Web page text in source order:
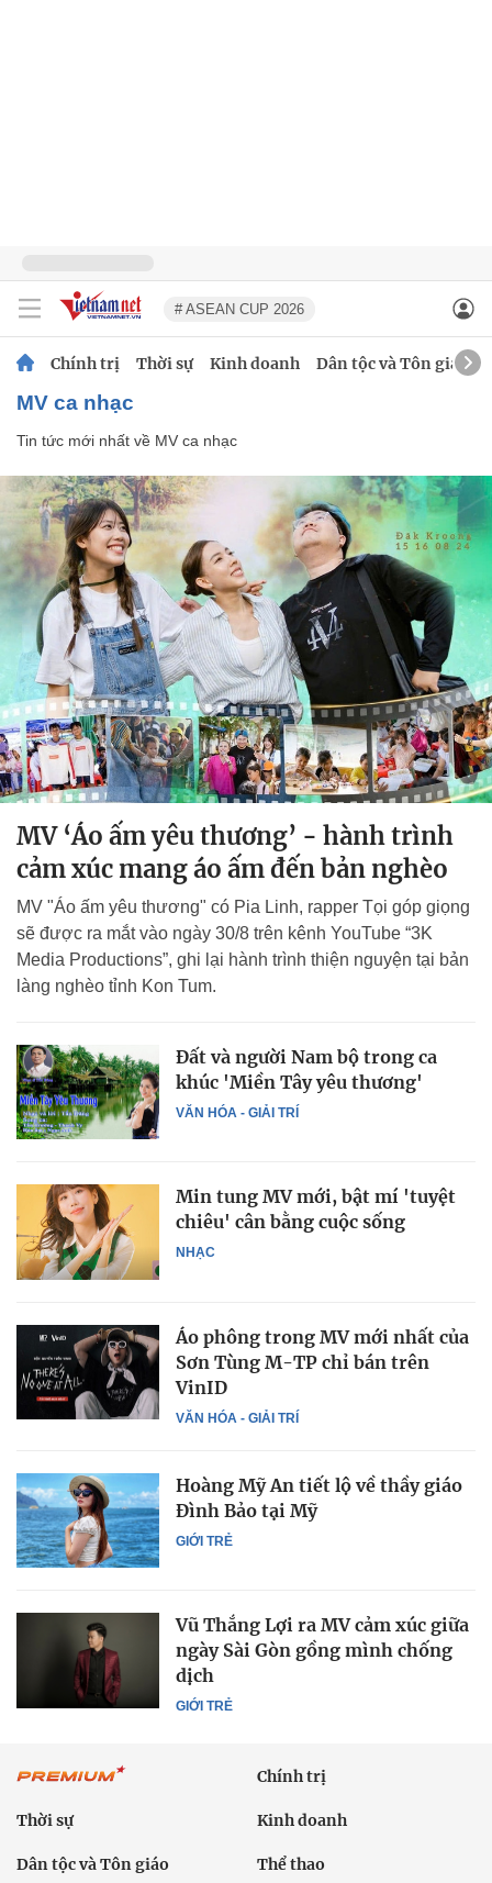
# ASEAN CUP 2026
Chính trị Thời sự Kinh doanh Dân tộc và Tôn giáo
MV ca nhạc
Tin tức mới nhất về MV ca nhạc
MV ‘Áo ấm yêu thương’ - hành trình
cảm xúc mang áo ấm đến bản nghèo
MV "Áo ấm yêu thương" có Pia Linh, rapper Tọi góp giọng
sẽ được ra mắt vào ngày 30/8 trên kênh YouTube “3K
Media Productions”, ghi lại hành trình thiện nguyện tại bản
làng nghèo tỉnh Kon Tum.
VĂN HÓA - GIẢI TRÍ
Đất và người Nam bộ trong ca
khúc 'Miền Tây yêu thương'
NHẠC
Min tung MV mới, bật mí 'tuyệt
chiêu' cân bằng cuộc sống
VĂN HÓA - GIẢI TRÍ
Áo phông trong MV mới nhất của
Sơn Tùng M-TP chỉ bán trên
VinID
GIỚI TRẺ
Hoàng Mỹ An tiết lộ về thầy giáo
Đình Bảo tại Mỹ
GIỚI TRẺ
Vũ Thắng Lợi ra MV cảm xúc giữa
ngày Sài Gòn gồng mình chống
dịch
Chính trị
Thời sự Kinh doanh
Dân tộc và Tôn giáo Thể thao